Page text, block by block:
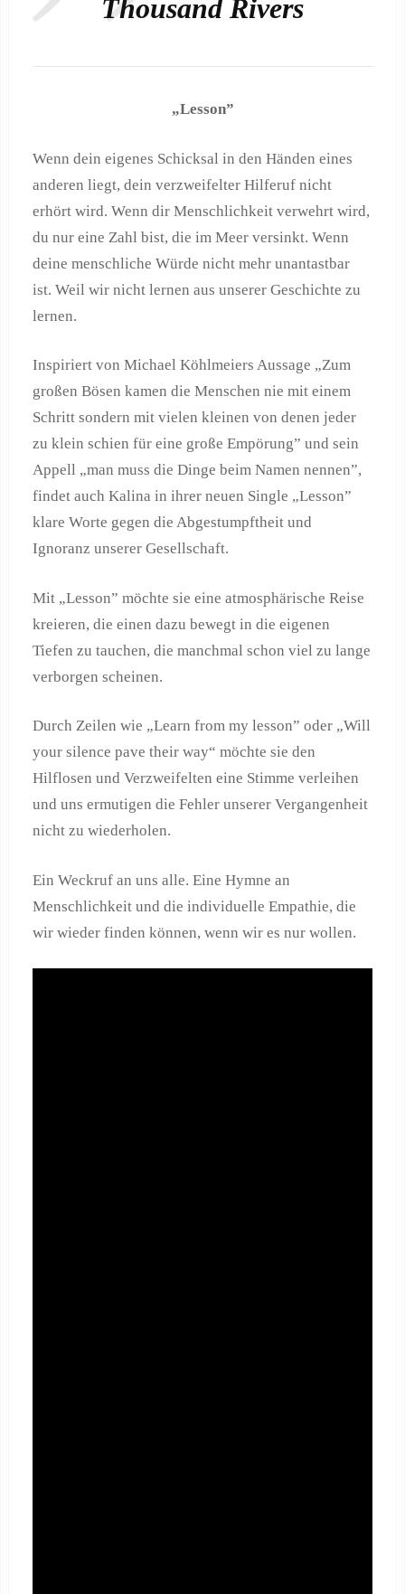
Thousand Rivers
„Lesson”
Wenn dein eigenes Schicksal in den Händen eines
anderen liegt, dein verzweifelter Hilferuf nicht
erhört wird. Wenn dir Menschlichkeit verwehrt wird,
du nur eine Zahl bist, die im Meer versinkt. Wenn
deine menschliche Würde nicht mehr unantastbar
ist. Weil wir nicht lernen aus unserer Geschichte zu
lernen.
Inspiriert von Michael Köhlmeiers Aussage „Zum
großen Bösen kamen die Menschen nie mit einem
Schritt sondern mit vielen kleinen von denen jeder
zu klein schien für eine große Empörung” und sein
Appell „man muss die Dinge beim Namen nennen”,
findet auch Kalina in ihrer neuen Single „Lesson”
klare Worte gegen die Abgestumpftheit und
Ignoranz unserer Gesellschaft.
Mit „Lesson” möchte sie eine atmosphärische Reise
kreieren, die einen dazu bewegt in die eigenen
Tiefen zu tauchen, die manchmal schon viel zu lange
verborgen scheinen.
Durch Zeilen wie „Learn from my lesson” oder „Will
your silence pave their way“ möchte sie den
Hilflosen und Verzweifelten eine Stimme verleihen
und uns ermutigen die Fehler unserer Vergangenheit
nicht zu wiederholen.
Ein Weckruf an uns alle. Eine Hymne an
Menschlichkeit und die individuelle Empathie, die
wir wieder finden können, wenn wir es nur wollen.